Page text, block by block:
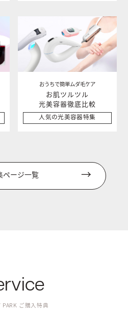
おうちで簡単ムダ毛ケア
お肌ツルツル
光美容器徹底比較
人気の光美容器特集
ページ一覧
PARK ご購入特典